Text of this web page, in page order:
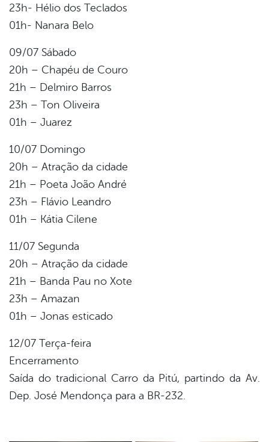
23h- Hélio dos Teclados
01h- Nanara Belo
09/07 Sábado
20h – Chapéu de Couro
21h – Delmiro Barros
23h – Ton Oliveira
01h – Juarez
10/07 Domingo
20h – Atração da cidade
21h – Poeta João André
23h – Flávio Leandro
01h – Kátia Cilene
11/07 Segunda
20h – Atração da cidade
21h – Banda Pau no Xote
23h – Amazan
01h – Jonas esticado
12/07 Terça-feira
Encerramento
Saída do tradicional Carro da Pitú, partindo da Av.
Dep. José Mendonça para a BR-232.